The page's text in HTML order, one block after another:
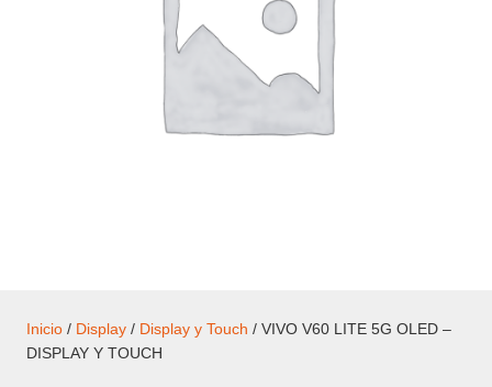
Inicio / Display / Display y Touch / VIVO V60 LITE 5G OLED –
DISPLAY Y TOUCH